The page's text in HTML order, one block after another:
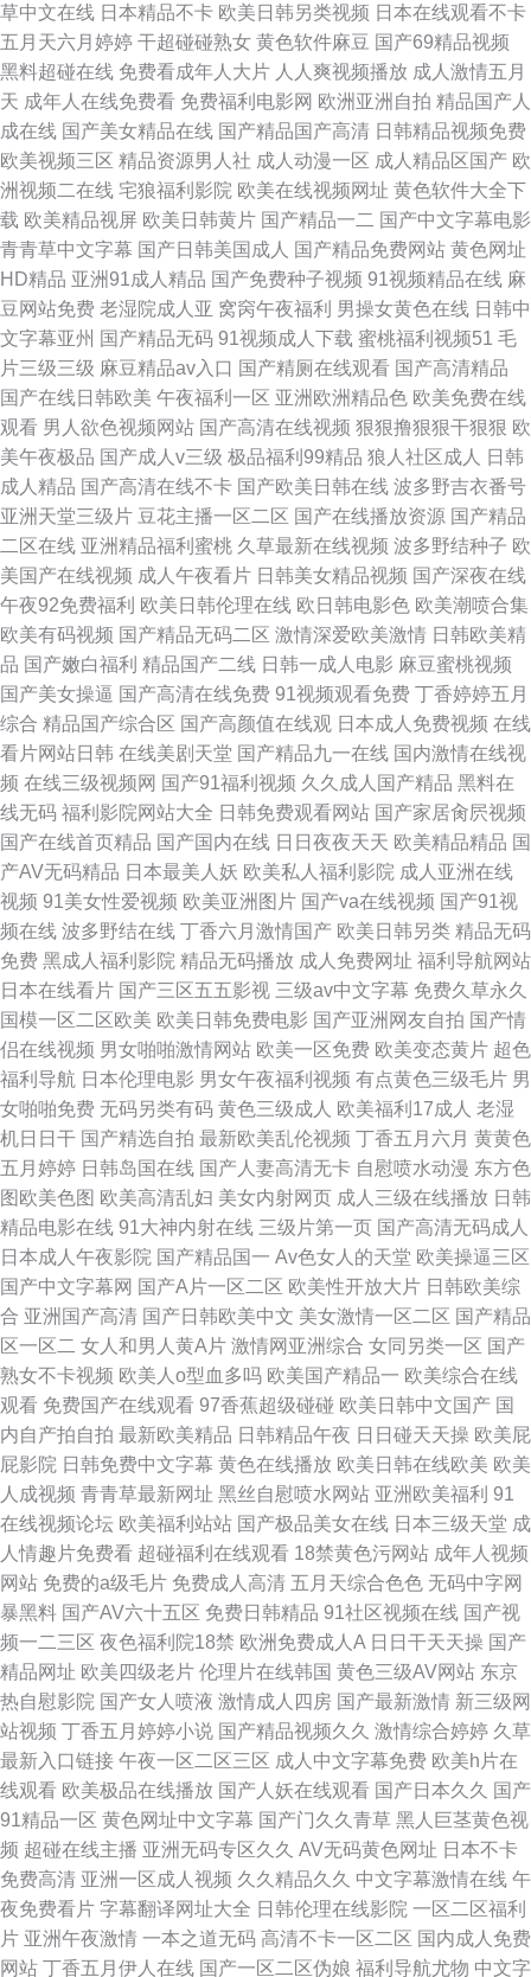
草中文在线 日本精品不卡 欧美日韩另类视频 日本在线观看不卡
五月天六月婷婷 干超碰碰熟女 黄色软件麻豆 国产69精品视频
黑料超碰在线 免费看成年人大片 人人爽视频播放 成人激情五月
天 成年人在线免费看 免费福利电影网 欧洲亚洲自拍 精品国产人
成在线 国产美女精品在线 国产精品国产高清 日韩精品视频免费
欧美视频三区 精品资源男人社 成人动漫一区 成人精品区国产 欧
洲视频二在线 宅狼福利影院 欧美在线视频网址 黄色软件大全下
载 欧美精品视屏 欧美日韩黄片 国产精品一二 国产中文字幕电影
青青草中文字幕 国产日韩美国成人 国产精品免费网站 黄色网址
HD精品 亚洲91成人精品 国产免费种子视频 91视频精品在线 麻
豆网站免费 老湿院成人亚 窝窉午夜福利 男操女黄色在线 日韩中
文字幕亚州 国产精品无码 91视频成人下载 蜜桃福利视频51 毛
片三级三级 麻豆精品av入口 国产精厕在线观看 国产高清精品
国产在线日韩欧美 午夜福利一区 亚洲欧洲精品色 欧美免费在线
观看 男人欲色视频网站 国产高清在线视频 狠狠撸狠狠干狠狠 欧
美午夜极品 国产成人v三级 极品福利99精品 狼人社区成人
日韩
成人精品 国产高清在线不卡 国产欧美日韩在线 波多野吉衣番号
亚洲天堂三级片 豆花主播一区二区 国产在线播放资源 国产精品
二区在线 亚洲精品福利蜜桃 久草最新在线视频 波多野结种子 欧
美国产在线视频 成人午夜看片 日韩美女精品视频 国产深夜在线
午夜92免费福利 欧美日韩伦理在线 欧日韩电影色 欧美潮喷合集
欧美有码视频 国产精品无码二区 激情深爱欧美激情 日韩欧美精
品 国产嫩白福利 精品国产二线 日韩一成人电影 麻豆蜜桃视频
国产美女操逼 国产高清在线免费 91视频观看免费 丁香婷婷五月
综合 精品国产综合区 国产高颜值在线观 日本成人免费视频 在线
看片网站日韩 在线美剧天堂 国产精品九一在线 国内激情在线视
频 在线三级视频网 国产91福利视频 久久成人国产精品 黑料在
线无码 福利影院网站大全 日韩免费观看网站 国产家居肏屄视频
国产在线首页精品 国产国内在线 日日夜夜天天 欧美精品精品 国
产AV无码精品 日本最美人妖 欧美私人福利影院 成人亚洲在线
视频 91美女性爱视频 欧美亚洲图片 国产va在线视频 国产91视
频在线 波多野结在线 丁香六月激情国产 欧美日韩另类 精品无码
免费 黑成人福利影院 精品无码播放 成人免费网址 福利导航网站
日本在线看片 国产三区五五影视 三级av中文字幕 免费久草永久
国模一区二区欧美 欧美日韩免费电影 国产亚洲网友自拍 国产情
侣在线视频 男女啪啪激情网站 欧美一区免费 欧美变态黄片 超色
福利导航 日本伦理电影 男女午夜福利视频 有点黄色三级毛片 男
女啪啪免费 无码另类有码 黄色三级成人 欧美福利17成人 老湿
机日日干 国产精选自拍 最新欧美乱伦视频 丁香五月六月 黄黄色
五月婷婷 日韩岛国在线 国产人妻高清无卡 自慰喷水动漫 东方色
图欧美色图 欧美高清乱妇 美女内射网页 成人三级在线播放 日韩
精品电影在线 91大神内射在线 三级片第一页 国产高清无码成人
日本成人午夜影院 国产精品国一 Av色女人的天堂 欧美操逼三区
国产中文字幕网 国产A片一区二区 欧美性开放大片 日韩欧美综
合 亚洲国产高清 国产日韩欧美中文 美女激情一区二区 国产精品
区一区二 女人和男人黄A片 激情网亚洲综合 女同另类一区 国产
熟女不卡视频 欧美人o型血多吗 欧美国产精品一 欧美综合在线
观看 免费国产在线观看 97香蕉超级碰碰 欧美日韩中文国产 国
内自产拍自拍 最新欧美精品 日韩精品午夜 日日碰天天操 欧美屁
屁影院 日韩免费中文字幕 黄色在线播放 欧美日韩在线欧美 欧美
人成视频 青青草最新网址 黑丝自慰喷水网站 亚洲欧美福利 91
在线视频论坛 欧美福利站站 国产极品美女在线 日本三级天堂 成
人情趣片免费看 超碰福利在线观看 18禁黄色污网站 成年人视频
网站 免费的a级毛片 免费成人高清 五月天综合色色 无码中字网
暴黑料 国产AV六十五区 免费日韩精品 91社区视频在线 国产视
频一二三区 夜色福利院18禁 欧洲免费成人A 日日干天天操 国产
精品网址 欧美四级老片 伦理片在线韩国 黄色三级AV网站 东京
热自慰影院 国产女人喷液 激情成人四房 国产最新激情 新三级网
站视频 丁香五月婷婷小说 国产精品视频久久 激情综合婷婷 久草
最新入口链接 午夜一区二区三区 成人中文字幕免费 欧美h片在
线观看 欧美极品在线播放 国产人妖在线观看 国产日本久久 国产
91精品一区 黄色网址中文字幕 国产门久久青草 黑人巨茎黄色视
频 超碰在线主播 亚洲无码专区久久 AV无码黄色网址 日本不卡
免费高清 亚洲一区成人视频 久久精品久久 中文字幕激情在线 午
夜免费看片 字幕翻译网址大全 日韩伦理在线影院 一区二区福利
片 亚洲午夜激情 一本之道无码 高清不卡一区二区 国内成人免费
网站 丁香五月伊人在线 国产一区二区伪娘 福利导航尤物 中文字